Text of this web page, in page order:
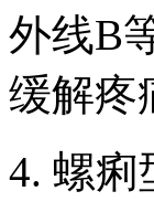
外线B
缓解疼
4. 螺痢